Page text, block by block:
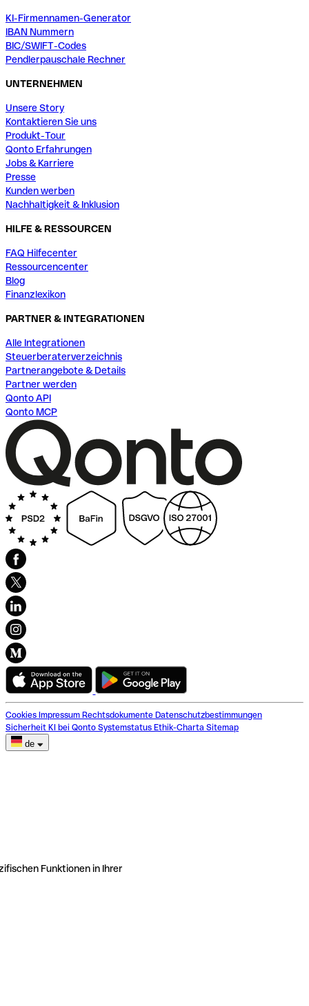
KI-Firmennamen-Generator
IBAN Nummern
BIC/SWIFT-Codes
Pendlerpauschale Rechner
UNTERNEHMEN
Unsere Story
Kontaktieren Sie uns
Produkt-Tour
Qonto Erfahrungen
Jobs & Karriere
Presse
Kunden werben
Nachhaltigkeit & Inklusion
HILFE & RESSOURCEN
FAQ Hilfecenter
Ressourcencenter
Blog
Finanzlexikon
PARTNER & INTEGRATIONEN
Alle Integrationen
Steuerberaterverzeichnis
Partnerangebote & Details
Partner werden
Qonto API
Qonto MCP
Cookies Impressum Rechtsdokumente Datenschutzbestimmungen
Sicherheit KI bei Qonto Systemstatus Ethik-Charta Sitemap
de
Funktionen in Ihrer